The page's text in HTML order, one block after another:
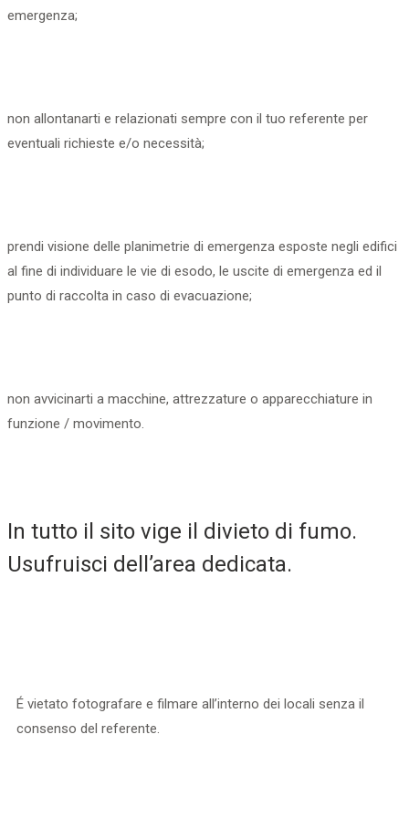
emergenza;
non allontanarti e relazionati sempre con il tuo referente per
eventuali richieste e/o necessità;​
prendi visione delle planimetrie di emergenza esposte negli edifici
al fine di individuare le vie di esodo, le uscite di emergenza ed il
punto di raccolta in caso di evacuazione;
non avvicinarti a macchine, attrezzature o apparecchiature in
funzione / movimento.​
In tutto il sito vige il divieto di fumo.
Usufruisci dell’area dedicata.
É vietato fotografare e filmare all’interno dei locali senza il
consenso del referente.